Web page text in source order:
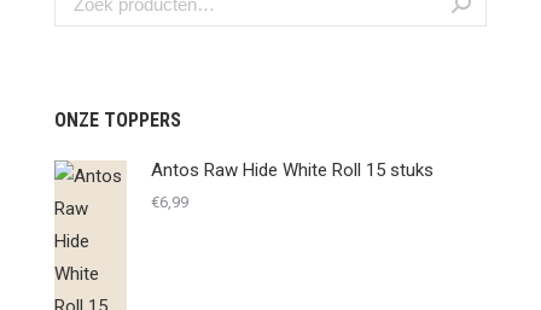
ONZE TOPPERS
Antos Raw Hide White Roll 15 stuks
€6,99